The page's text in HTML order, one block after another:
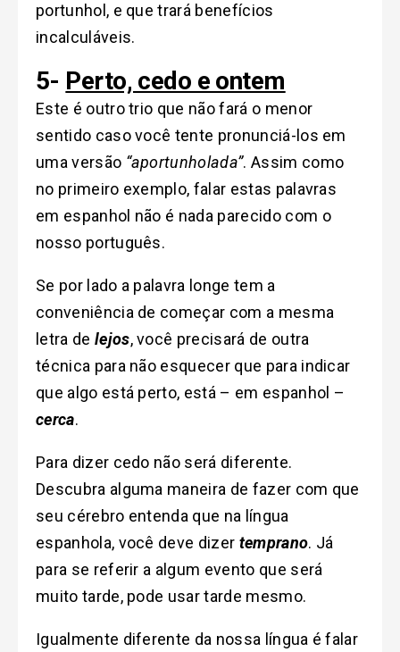
portunhol, e que trará benefícios
incalculáveis.
5- Perto, cedo e ontem
Este é outro trio que não fará o menor
sentido caso você tente pronunciá-los em
uma versão “aportunholada”. Assim como
no primeiro exemplo, falar estas palavras
em espanhol não é nada parecido com o
nosso português.
Se por lado a palavra longe tem a
conveniência de começar com a mesma
letra de lejos, você precisará de outra
técnica para não esquecer que para indicar
que algo está perto, está – em espanhol –
cerca.
Para dizer cedo não será diferente.
Descubra alguma maneira de fazer com que
seu cérebro entenda que na língua
espanhola, você deve dizer temprano. Já
para se referir a algum evento que será
muito tarde, pode usar tarde mesmo.
Igualmente diferente da nossa língua é falar